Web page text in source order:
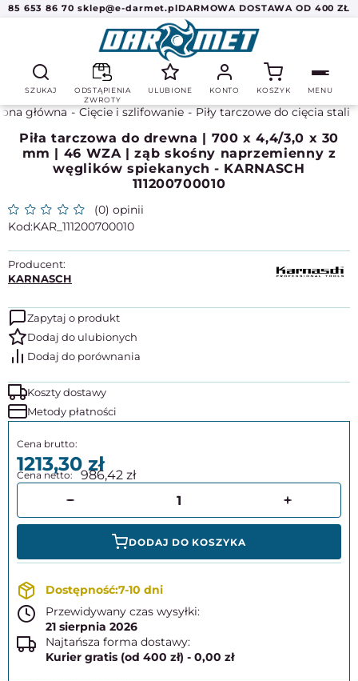
85 653 86 70 sklep@e-darmet.plDARMOWA DOSTAWA OD 400 ZŁ
SZUKAJ
ODSTĄPIENIA
ZWROTY
ULUBIONE KONTO KOSZYK MENU
główna Cięcie i szlifowanie Piły tarczowe do cięcia stali
Piła tarczowa do drewna | 700 x 4,4/3,0 x 30
mm | 46 WZA | ząb skośny naprzemienny z
węglików spiekanych - KARNASCH
111200700010
(0) opinii
KAR_111200700010
Producent:
KARNASCH
Zapytaj o produkt
Koszty dostawy
Metody płatności
1213,30986,42
DODAJ DO KOSZYKA
7-10 dni
Przewidywany czas wysyłki:
21 sierpnia 2026
Najtańsza forma dostawy:
Kurier gratis (od 400 zł) - 0,00 zł